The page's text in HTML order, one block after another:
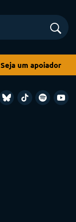
Seja um apoiador